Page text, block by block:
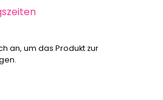
an, um das Produkt zur